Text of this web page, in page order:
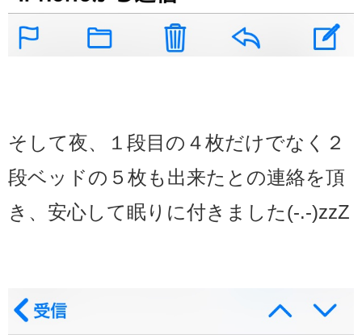
そして夜、１段目の４枚だけでなく２
段ベッドの５枚も出来たとの連絡を頂
き、安心して眠りに付きました(-.-)zzZ